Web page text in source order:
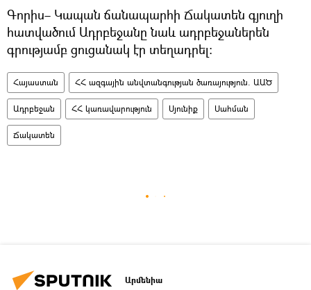
Գորիս– Կապան ճանապարհի Ճակատեն գյուղի
հատվածում Ադրբեջանը նաև ադրբեջաներեն
գրությամբ ցուցանակ էր տեղադրել։
Հայաստան ՀՀ ազգային անվտանգության ծառայություն. ԱԱԾ
Ադրբեջան ՀՀ կառավարություն Սյունիք Սահման
Ճակատեն
Արմենիա